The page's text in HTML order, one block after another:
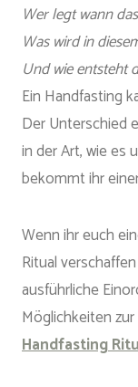
Wer legt wann
Was wird in
Und wie entsteht
Ein Handfasting
Der Unterschied
in der Art, wie es
bekommt ihr
Wenn ihr euch
Ritual
ausführliche
Möglichkeiten
Handfasting